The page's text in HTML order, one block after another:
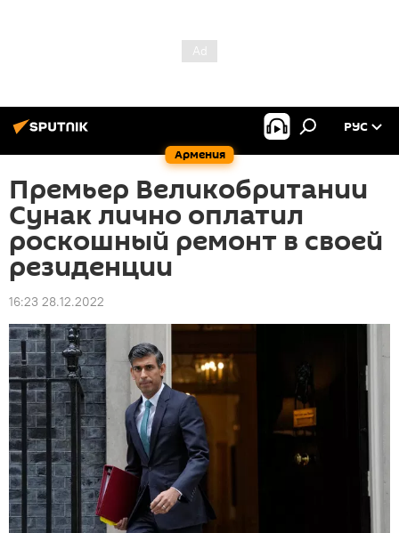
Армения
РУС
Премьер Великобритании
Сунак лично оплатил
роскошный ремонт в своей
резиденции
16:23 28.12.2022